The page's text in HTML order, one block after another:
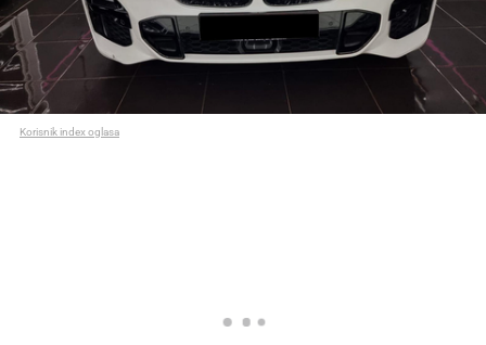
Korisnik index oglasa